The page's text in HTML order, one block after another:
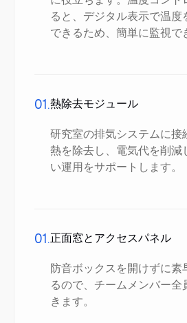
ると、デジタル表示で温度
できるため、簡単に監視で
01.熱除去モジュール
研究室の排気システムに接
熱を除去し、電気代を削減
い運用をサポートします。
01.正面窓とアクセスパネル
防音ボックスを開けずに素
るので、チームメンバー全
きます。